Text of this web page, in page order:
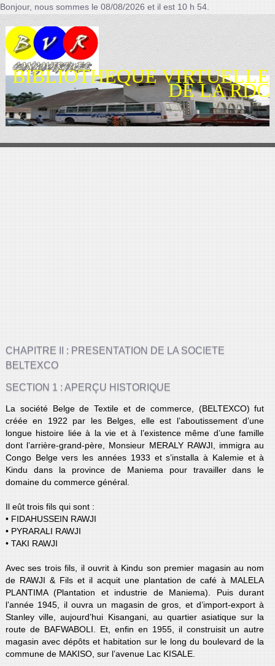
Bonjour, nous sommes le 08/08/2026 et il est 10 h 54.
BIBLIOTHEQUE VIRTUELLE
DE LA RDC
CHAPITRE II : PRESENTATION DE LA SOCIETE
BELTEXCO
SECTION 1 : APERÇU HISTORIQUE
La société Belge de Textile et de commerce, (BELTEXCO) fut
créée en 1922 par les Belges, elle est l’aboutissement d’une
longue histoire liée à la vie et à l’existence même d’une famille
dont l’arrière-grand-père, Monsieur MERALY RAWJI, immigra au
Congo Belge vers les années 1933 et s’installa à Kalemie et à
Kindu dans la province de Maniema pour travailler dans le
domaine du commerce général.
Il eût trois fils qui sont :
• FIDAHUSSEIN RAWJI
• PYRARALI RAWJI
• TAKI RAWJI
Avec ses trois fils, il ouvrit à Kindu son premier magasin au nom
de RAWJI & Fils et il acquit une plantation de café à MALELA
PLANTIMA (Plantation et industrie de Maniema). Puis durant
l’année 1945, il ouvra un magasin de gros, et d’import-export à
Stanley ville, aujourd’hui Kisangani, au quartier asiatique sur la
route de BAFWABOLI. Et, enfin en 1955, il construisit un autre
magasin avec dépôts et habitation sur le long du boulevard de la
commune de MAKISO, sur l’avenue Lac KISALE.